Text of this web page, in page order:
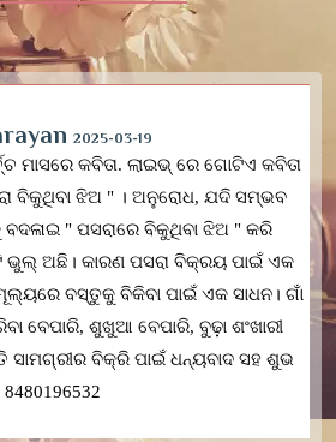
2025-03-19
ମାସରେ କବିତା. ଲାଇଭ୍ ରେ ଗୋଟିଏ କବିତା
ବିକୁଥିବା ଝିଅ " । ଅନୁରୋଧ, ଯଦି ସମ୍ଭବ
ବଦଳାଇ " ପସରାରେ ବିକୁଥିବା ଝିଅ " କରି
ଭୁଲ୍ ଅଛି। କାରଣ ପସରା ବିକ୍ରୟ ପାଇଁ ଏକ
ବସ୍ତୁକୁ ବିକିବା ପାଇଁ ଏକ ସାଧନ। ଗାଁ
ବେପାରି, ଶୁଖୁଆ ବେପାରି, ବୁଢ଼ା ଶଂଖାରୀ
ସାମଗ୍ରୀର ବିକ୍ରି ପାଇଁ ଧନ୍ୟବାଦ ସହ ଶୁଭ